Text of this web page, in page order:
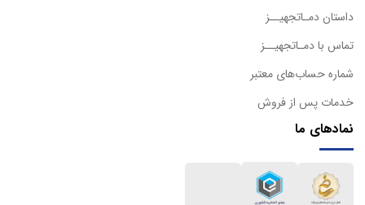
داستان دمـاتجهیــز
تماس با دمـاتجهیــز
شماره حساب‌های معتبر
خدمات پس از فروش
نمادهای ما